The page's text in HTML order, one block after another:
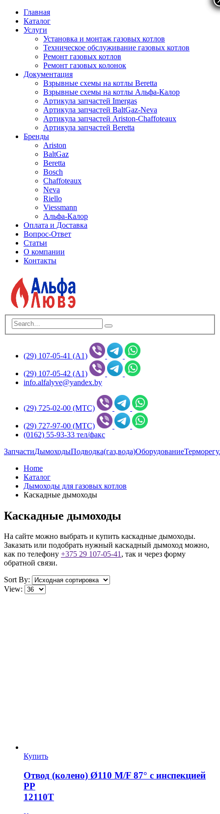
Главная
Каталог
Услуги
Установка и монтаж газовых котлов
Техническое обслуживание газовых котлов
Ремонт газовых котлов
Ремонт газовых колонок
Документация
Взрывные схемы на котлы Beretta
Взрывные схемы на котлы Альфа-Калор
Артикула запчастей Imergas
Артикула запчастей BaltGaz-Neva
Артикула запчастей Ariston-Chaffoteaux
Артикула запчастей Beretta
Бренды
Ariston
BaltGaz
Beretta
Bosch
Chaffoteaux
Neva
Riello
Viessmann
Альфа-Калор
Оплата и Доставка
Вопрос-Ответ
Статьи
О компании
Контакты
(29) 107-05-41 (А1)
(29) 107-05-42 (А1)
info.alfalyve@yandex.by
(29) 725-02-00 (МТС)
(29) 727-97-00 (МТС)
(0162) 55-93-33 тел/факс
ЗапчастиДымоходыПодводка(газ,вода)Оборудование
Home
Каталог
Дымоходы для газовых котлов
Каскадные дымоходы
Каскадные дымоходы
На сайте можно выбрать и купить каскадные дымоходы.
Заказать или подобрать нужный каскадный дымоход можно,
как по телефону +375 29 107-05-41, так и через форму
обратной связи.
Sort By:
View:
Купить
Отвод (колено) Ø110 M/F 87° с инспекцией
PP
12110T